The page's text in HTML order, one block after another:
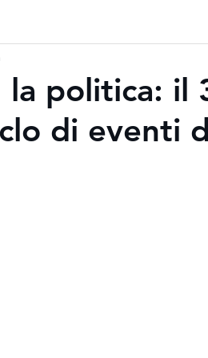
la politica: il
di eventi